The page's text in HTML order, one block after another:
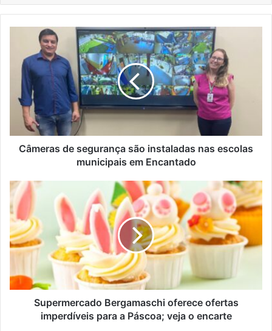
Câmeras
segurança
são
instaladas
nas
escolas
municipais
em
Encantado
Câmeras de segurança são instaladas nas escolas
municipais em Encantado
Supermercado
Bergamaschi
oferece
ofertas
imperdíveis
para
Páscoa;
veja
Supermercado Bergamaschi oferece ofertas
imperdíveis para a Páscoa; veja o encarte